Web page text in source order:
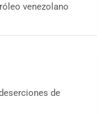
venezolano
de